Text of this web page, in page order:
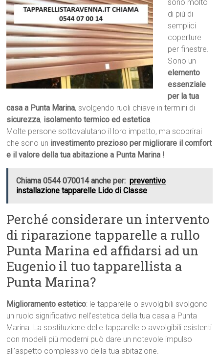
sono molto
di più di
semplici
coperture
per finestre.
Sono un
elemento
essenziale
per la tua
casa a Punta Marina, svolgendo ruoli chiave in termini di
sicurezza, isolamento termico ed estetica.
Molte persone sottovalutano il loro impatto, ma scoprirai
che sono un investimento prezioso per migliorare il comfort
e il valore della tua abitazione a Punta Marina !
Chiama 0544 070014 anche per: preventivo
installazione tapparelle Lido di Classe
Perché considerare un intervento
di riparazione tapparelle a rullo
Punta Marina ed affidarsi ad un
Eugenio il tuo tapparellista a
Punta Marina?
Miglioramento estetico: le tapparelle o avvolgibili svolgono
un ruolo significativo nell’estetica della tua casa a Punta
Marina. La sostituzione delle tapparelle o avvolgibili esistenti
con modelli più moderni può dare un notevole impulso
all’aspetto complessivo della tua abitazione.